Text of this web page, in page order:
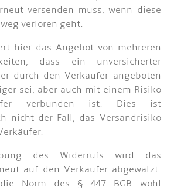
versenden muss, wenn diese
verloren geht.
hier das Angebot von mehreren
dass ein unversicherter
durch den Verkäufer angeboten
sei, aber auch mit einem Risiko
verbunden ist. Dies ist
nicht der Fall, das Versandrisiko
des Widerrufs wird das
auf den Verkäufer abgewälzt.
Norm des § 447 BGB wohl